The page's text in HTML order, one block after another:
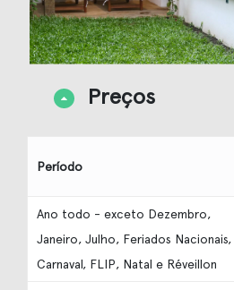
Preços
Período
Ano todo - exceto Dezembro,
Janeiro, Julho, Feriados Nacionais,
Carnaval, FLIP, Natal e Réveillon